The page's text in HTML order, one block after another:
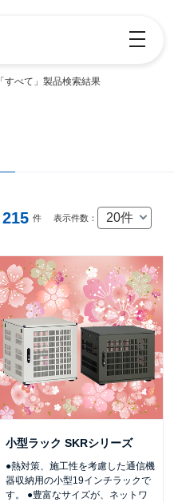
toggle
「すべて」製品検索結果
215 件 表示件数： 20件
小型ラック SKRシリーズ
●熱対策、施工性を考慮した通信機
器収納用の小型19インチラックで
す。 ●豊富なサイズが、ネットワ